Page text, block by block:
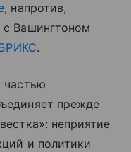
, напротив,
с Вашингтоном
.
частью
прежде
неприятие
и политики